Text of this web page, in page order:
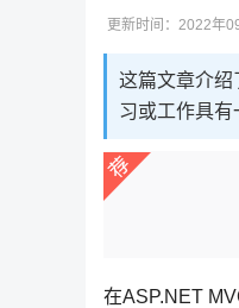
更新时间：2022年
这篇文章介绍
习或工作具
在ASP.NET